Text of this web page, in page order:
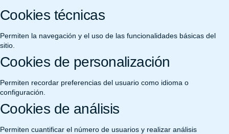
Cookies técnicas
Permiten la navegación y el uso de las funcionalidades básicas del
sitio.
Cookies de personalización
Permiten recordar preferencias del usuario como idioma o
configuración.
Cookies de análisis
Permiten cuantificar el número de usuarios y realizar análisis